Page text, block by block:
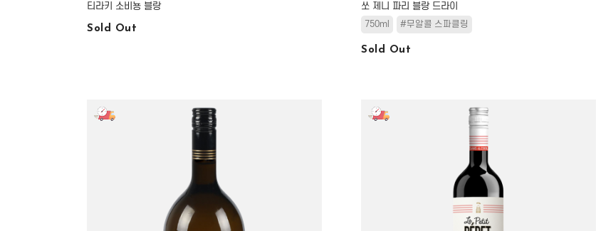
티라키 소비뇽 블랑
Sold Out
쏘 제니 파리 블랑 드라이
750ml #무알콜 스파클링
Sold Out